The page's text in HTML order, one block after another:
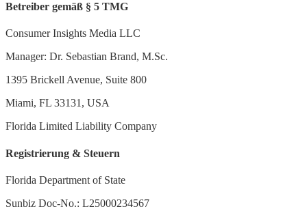
Betreiber gemäß § 5 TMG
Consumer Insights Media LLC
Manager: Dr. Sebastian Brand, M.Sc.
1395 Brickell Avenue, Suite 800
Miami, FL 33131, USA
Florida Limited Liability Company
Registrierung & Steuern
Florida Department of State
Sunbiz Doc-No.: L25000234567